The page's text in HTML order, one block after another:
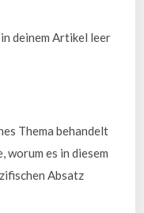
deinem Artikel leer
Thema behandelt
worum es in diesem
Absatz